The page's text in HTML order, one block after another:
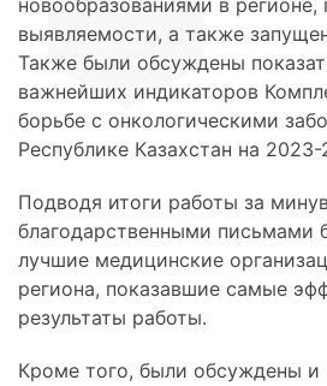
новообразованиями в регионе,
выявляемости, а также
Также были обсуждены
важнейших индикаторов
борьбе с онкологическими
Республике Казахстан на 2023-
Подводя итоги работы за
благодарственными письмами
лучшие медицинские
региона, показавшие самые
результаты работы.
Кроме того, были обсуждены и